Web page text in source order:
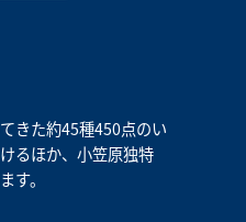
きた約45種450点のい
るほか、小笠原独特
す。